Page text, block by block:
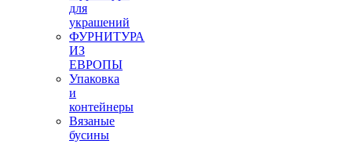
для
украшений
ФУРНИТУРА
ИЗ
ЕВРОПЫ
Упаковка
и
контейнеры
Вязаные
бусины